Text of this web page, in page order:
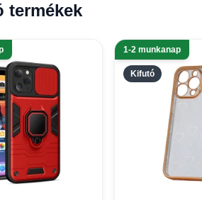
termékek
Kifutó
1-2 munkanap